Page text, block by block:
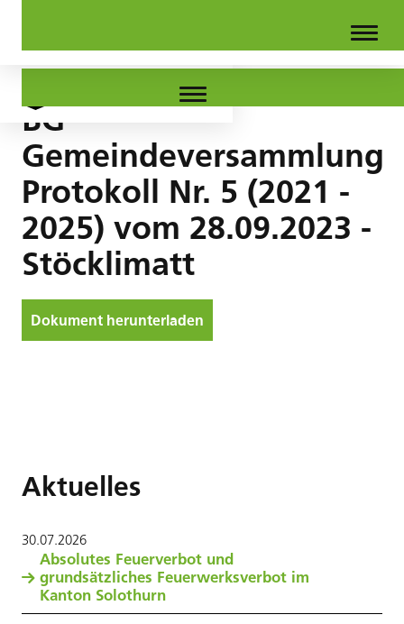
BG
Gemeindeversammlung
Protokoll Nr. 5 (2021 -
2025) vom 28.09.2023 -
Stöcklimatt
Dokument herunterladen
Aktuelles
30.07.2026
Absolutes Feuerverbot und
grundsätzliches Feuerwerksverbot im
Kanton Solothurn